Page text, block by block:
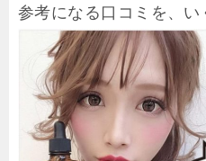
参考になる口コミを、い